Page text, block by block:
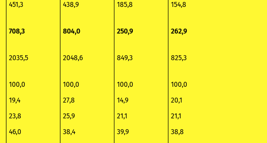
451,3 438,9 185,8
154,8
708,3 804,0 250,9
262,9
2035,5 2048,6 849,3
825,3
100,0 100,0 100,0
100,0
19,4 27,8 14,9
20,1
23,8 25,9 21,1
21,1
46,0 38,4 39,9
38,8